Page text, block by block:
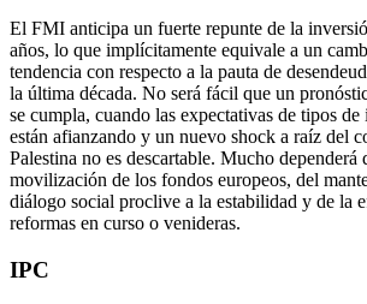
El FMI anticipa un fuerte repunte de la
años, lo que implícitamente equivale a un
tendencia con respecto a la pauta de
la última década. No será fácil que un
se cumpla, cuando las expectativas de tipos de
están afianzando y un nuevo shock a raíz del
Palestina no es descartable. Mucho dependerá
movilización de los fondos europeos, del
diálogo social proclive a la estabilidad y de la
reformas en curso o venideras.
IPC